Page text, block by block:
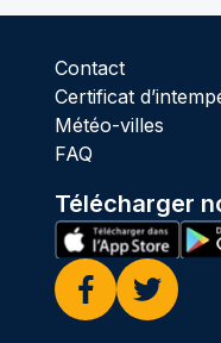
Contact
Certificat
Météo-villes
FAQ
Télécharger
Facebook
Twitter